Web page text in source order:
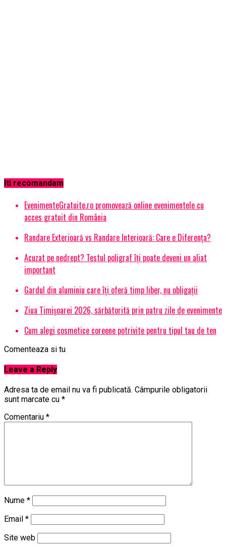
Iti recomandam
EvenimenteGratuite.ro promovează online evenimentele cu
acces gratuit din România
Randare Exterioară vs Randare Interioară: Care e Diferența?
Acuzat pe nedrept? Testul poligraf îţi poate deveni un aliat
important
Gardul din aluminiu care îți oferă timp liber, nu obligații
Ziua Timișoarei 2026, sărbătorită prin patru zile de evenimente
Cum alegi cosmetice coreene potrivite pentru tipul tau de ten
Comenteaza si tu
Leave a Reply
Adresa ta de email nu va fi publicată. Câmpurile obligatorii
sunt marcate cu *
Comentariu *
Nume *
Email *
Site web